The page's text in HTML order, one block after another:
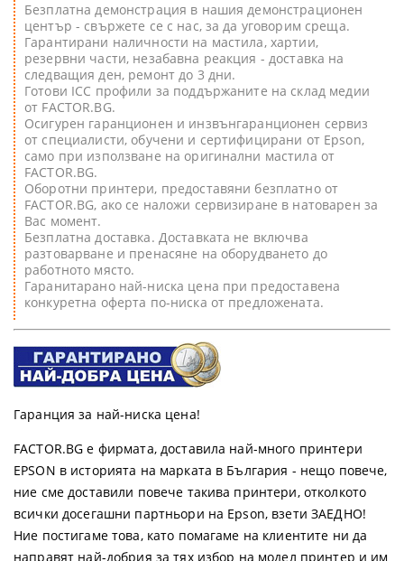
Безплатна демонстрация в нашия демонстрационен
център - свържете се с нас, за да уговорим среща.
Гарантирани наличности на мастила, хартии,
резервни части, незабавна реакция - доставка на
следващия ден, ремонт до 3 дни.
Готови ICC профили за поддържаните на склад медии
от FACTOR.BG.
Oсигурен гаранционен и инзвънгаранционен сервиз
от специалисти, обучени и сертифицирани от Epson,
само при използване на оригинални мастила от
FACTOR.BG.
Оборотни принтери, предоставяни безплатно от
FACTOR.BG, ако се наложи сервизиране в натоварен за
Вас момент.
Безплатна доставка. Доставката не включва
разтоварване и пренасяне на оборудването до
работното място.
Гаранитарано най-ниска цена при предоставена
конкуретна оферта по-ниска от предложената.
Гаранция за най-ниска цена!
FACTOR.BG е фирмата, доставила най-много принтери
EPSON в историята на марката в България - нещо повече,
ние сме доставили повече такива принтери, отколкото
всички досегашни партньори на Epson, взети ЗАЕДНО!
Ние постигаме това, като помагаме на клиентите ни да
направят най-добрия за тях избор на модел принтер и им